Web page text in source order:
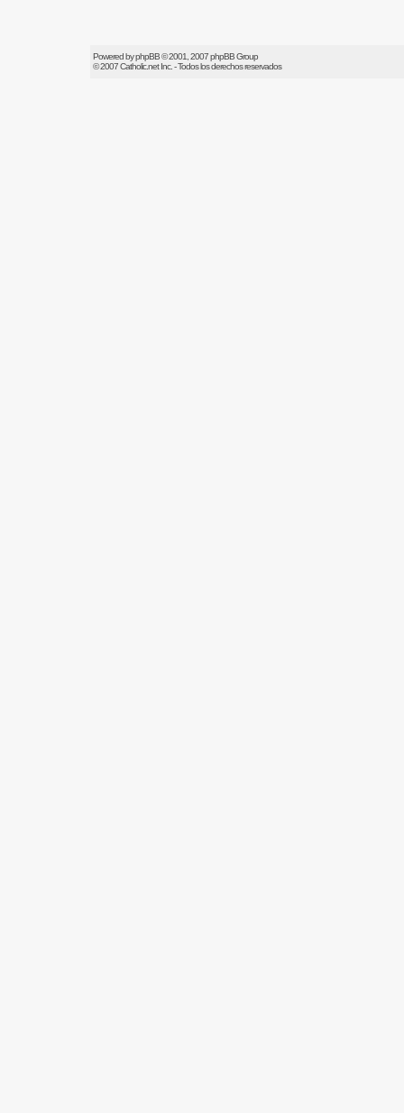
Powered byphpBB© 2001, 2007 phpBB Group
© 2007Catholic.netInc. - Todos los derechos reservados